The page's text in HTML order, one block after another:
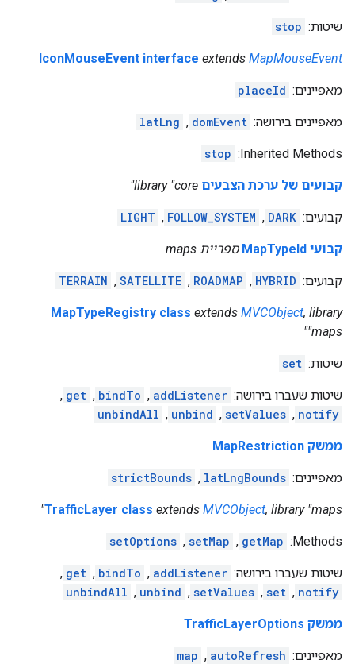
שיטות: stop
IconMouseEvent interface extends MapMouseEvent
מאפיינים: placeId
מאפיינים בירושה: domEvent
,
latLng
‫Inherited Methods:
stop
קבועים של ערכת הצבעים library "core"
קבועים: DARK
,
FOLLOW_SYSTEM
,
LIGHT
קבועי MapTypeId ספריית maps
קבועים: HYBRID
,
ROADMAP
,
SATELLITE
,
TERRAIN
MapTypeRegistry class extends MVCObject, library
"maps"
שיטות: set
שיטות שעברו בירושה: addListener
,
bindTo
,
get
,
notify
,
setValues
,
unbind
,
unbindAll
ממשק MapRestriction
מאפיינים: latLngBounds
,
strictBounds
TrafficLayer class extends MVCObject, library "maps"
Methods:
getMap
,
setMap
,
setOptions
שיטות שעברו בירושה: addListener
,
bindTo
,
get
,
notify
,
set
,
setValues
,
unbind
,
unbindAll
ממשק TrafficLayerOptions
מאפיינים: autoRefresh
,
map